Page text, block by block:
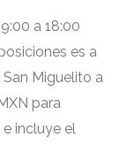
a 18:00
es a
Miguelito a
para
e incluye el